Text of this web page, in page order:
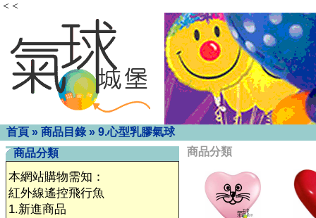
< <
首頁 » 商品目錄 » 9.心型乳膠氣球
商品分類
本網站購物需知：
紅外線遙控飛行魚
1.新進商品
商品分類